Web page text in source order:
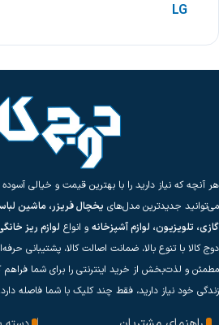
LG
هر آنچه که نیاز دارید را با بهترین قیمت و خیالی آسوده
می‌توانید جدیدترین مدل‌های یخچال فریزر، ماشین
گازی، تلویزیون، لوازم آشپزخانه و انواع لوازم ریز
دوج کالا با تنوع بالا، ضمانت اصالت کالا، پشتیبانی
مطمئن و لذت‌بخش از خرید اینترنتی را برای شما
زندگی خود نیاز دارید، فقط چند کلیک با شما فاصله